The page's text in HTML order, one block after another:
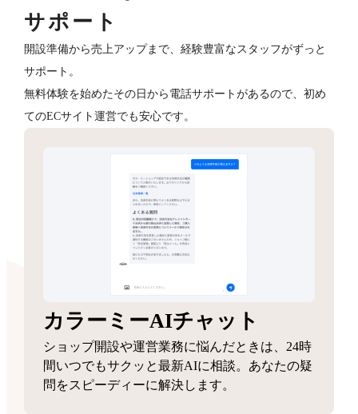
サポート
開設準備から売上アップまで、経験豊富なスタッフがずっと
サポート。
無料体験を始めたその日から電話サポートがあるので、初め
てのECサイト運営でも安心です。
カラーミーAIチャット
ショップ開設や運営業務に悩んだときは、24時
間いつでもサクッと最新AIに相談。あなたの疑
問をスピーディーに解決します。